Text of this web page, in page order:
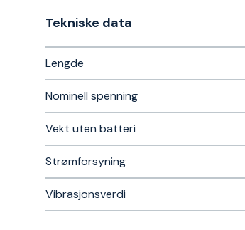
Tekniske data​
Lengde
Nominell spenning
Vekt uten batteri
Strømforsyning
Vibrasjonsverdi